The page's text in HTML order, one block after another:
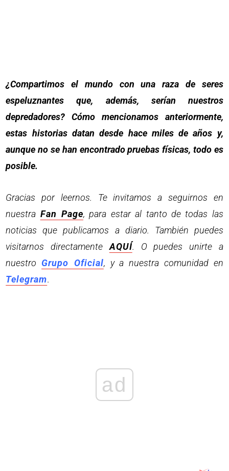
¿Compartimos el mundo con una raza de seres
espeluznantes que, además, serían nuestros
depredadores? Cómo mencionamos anteriormente,
estas historias datan desde hace miles de años y,
aunque no se han encontrado pruebas físicas, todo es
posible.
Gracias por leernos. Te invitamos a seguirnos en
nuestra Fan Page, para estar al tanto de todas las
noticias que publicamos a diario. También puedes
visitarnos directamenteAQUÍ. O puedes unirte a
nuestro Grupo Oficial, y a nuestra comunidad en
Telegram.
ad